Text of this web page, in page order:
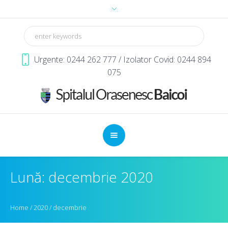
Urgente: 0244 262 777 / Izolator Covid: 0244 894
075
Lună: decembrie 2020
Home /2020/ decembrie